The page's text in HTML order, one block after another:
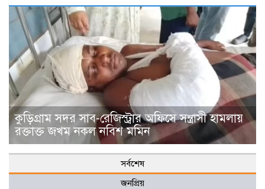
কুড়িগ্রাম সদর সাব-রেজিস্ট্রার অফিসে সন্ত্রাসী হামলায়
রক্তাক্ত জখম নকল নবিশ মমিন
সর্বশেষ
জনপ্রিয়